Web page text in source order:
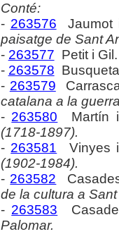
Conté:
- 263576 Jaumot
paisatge de Sant
- 263577 Petit i
- 263578
- 263579
catalana a la
- 263580 Martín
(1718-1897).
- 263581 Vinyes
(1902-1984).
- 263582
de la cultura a
- 263583
Palomar.